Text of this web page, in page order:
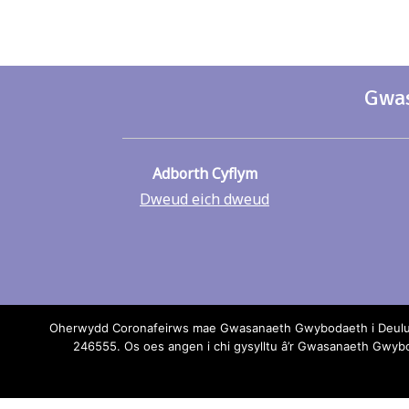
Adborth Cyflym
Dweud eich dweud
Os oes
Oherwydd Coronafeirws mae Gwasanaeth Gwybodaeth i
246555. Os oes angen i chi gysylltu â’r Gwasanaeth